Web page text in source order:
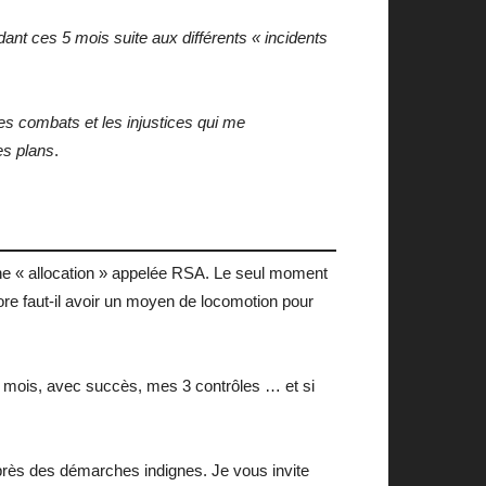
ces 5 mois suite aux différents « incidents
combats et les injustices qui me
plans.
« allocation » appelée RSA. Le seul moment
faut-il avoir un moyen de locomotion pour
mois, avec succès, mes 3 contrôles … et si
des démarches indignes. Je vous invite